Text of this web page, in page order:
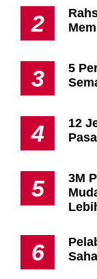
2
3
5
4
12
5
3M
6